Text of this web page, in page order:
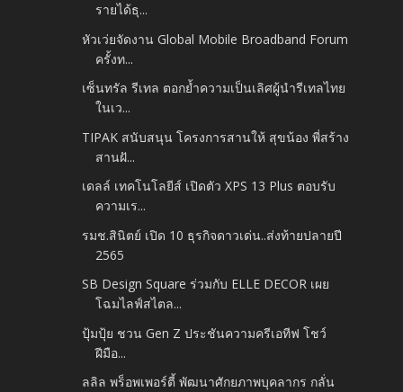
รายได้ธุ...
หัวเว่ยจัดงาน Global Mobile Broadband Forum
ครั้งท...
เซ็นทรัล รีเทล ตอกย้ำความเป็นเลิศผู้นำรีเทลไทย
ในเว...
TIPAK สนับสนุน โครงการสานให้ สุขน้อง พี่สร้าง
สานฝั...
เดลล์ เทคโนโลยีส์ เปิดตัว XPS 13 Plus ตอบรับ
ความเร...
รมช.สินิตย์ เปิด 10 ธุรกิจดาวเด่น..ส่งท้ายปลายปี
2565
SB Design Square ร่วมกับ ELLE DECOR เผย
โฉมไลฟ์สไตล...
ปุ้มปุ้ย ชวน Gen Z ประชันความครีเอทีฟ โชว์
ฝีมือ...
ลลิล พร็อพเพอร์ตี้ พัฒนาศักยภาพบุคลากร กลั่น